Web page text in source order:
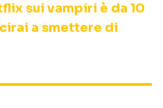
sui vampiri è da 10
a smettere di